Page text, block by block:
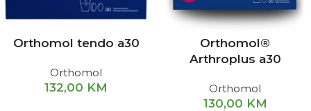
Orthomol tendo a30
Orthomol
132,00 KM
Orthomol®
Arthroplus a30
Orthomol
130,00 KM